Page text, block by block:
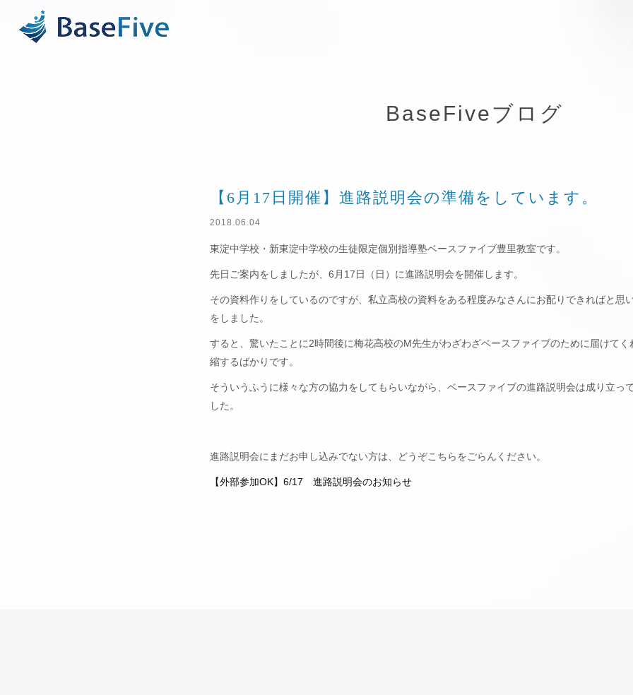
BaseFiveブログ
【6月17日開催】進路説明会の準備をしています。
2018.06.04
東淀中学校・新東淀中学校の生徒限定個別指導塾ベースファイブ豊里教室です。
先日ご案内をしましたが、6月17日（日）に進路説明会を開催します。
その資料作りをしているのですが、私立高校の資料をある程度みなさんにお配りできればと思
をしました。
すると、驚いたことに2時間後に梅花高校のM先生がわざわざベースファイブのために届けて
縮するばかりです。
そういうふうに様々な方の協力をしてもらいながら、ベースファイブの進路説明会は成り立っ
した。
進路説明会にまだお申し込みでない方は、どうぞこちらをごらんください。
【外部参加OK】6/17 進路説明会のお知らせ